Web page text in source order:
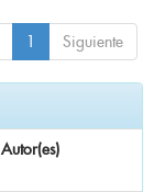
1 Siguiente
Autor(es)